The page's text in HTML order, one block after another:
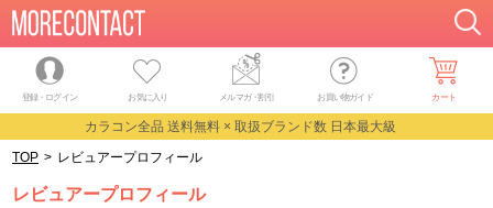
登録・ログイン お気に入り メルマガ・割引 お買い物ガイド カート
カラコン全品 送料無料 × 取扱ブランド数 日本最大級
TOP > レビュアープロフィール
レビュアープロフィール